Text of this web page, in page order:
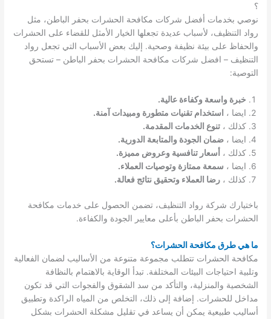
؟
نوصي بخدمات أفضل شركات مكافحة الحشرات بحفر الباطن، مثل
رواد التنظيف، لأسباب عديدة تجعلها الخيار الأمثل للقضاء على الحشرات
والحفاظ على بيئة نظيفة وصحية. إليك بعض الأسباب التي تجعل رواد
التنظيف – افضل شركات مكافحة الحشرات بحفر الباطن – تستحق
التوصية:
خبرة واسعة وكفاءة عالية.
ايضا ، استخدام تقنيات متطورة ومبيدات آمنة.
كذلك ،تنوع الخدمات المقدمة.
ايضا ،ضمان الجودة والمتابعة الدورية.
كذلك ، أسعار تنافسية وعروض مميزة.
ايضا ، سمعة ممتازة وتوصيات العملاء.
كذلك ،رضا العملاء وتحقيق نتائج فعالة.
باختيارك شركة رواد التنظيف، تضمن الحصول على خدمات مكافحة
الحشرات بحفر الباطن بأعلى معايير الجودة والكفاءة.
ما هي طرق مكافحة الحشرات؟
مكافحة الحشرات تتطلب مجموعة متنوعة من الأساليب لضمان الفعالية
وتلبية احتياجات البيئات المختلفة. تبدأ الوقاية بالاهتمام بالنظافة
الشخصية والمنزلية، والتأكد من سد الشقوق والفجوات التي قد تكون
مداخل للحشرات. إضافة إلى ذلك، التخلص من المياه الراكدة وتطبيق
أساليب طبيعية يمكن أن يساعد في تقليل مشكلة الحشرات بشكل